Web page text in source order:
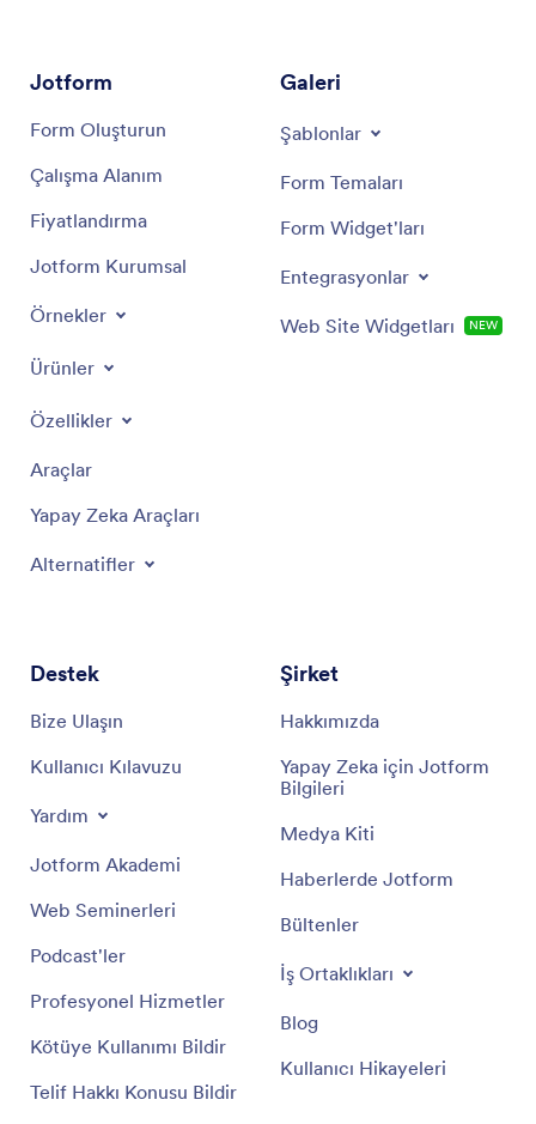
Jotform
Form Oluşturun
Çalışma Alanım
Fiyatlandırma
Jotform Kurumsal
Örnekler
Ürünler
Özellikler
Araçlar
Yapay Zeka Araçları
Alternatifler
Galeri
Şablonlar
Form Temaları
Form Widget'ları
Entegrasyonlar
Web Site Widgetları NEW
Destek
Bize Ulaşın
Kullanıcı Kılavuzu
Yardım
Jotform Akademi
Web Seminerleri
Podcast'ler
Profesyonel Hizmetler
Kötüye Kullanımı Bildir
Telif Hakkı Konusu Bildir
Şirket
Hakkımızda
Yapay Zeka için Jotform
Bilgileri
Medya Kiti
Haberlerde Jotform
Bültenler
İş Ortaklıkları
Blog
Kullanıcı Hikayeleri